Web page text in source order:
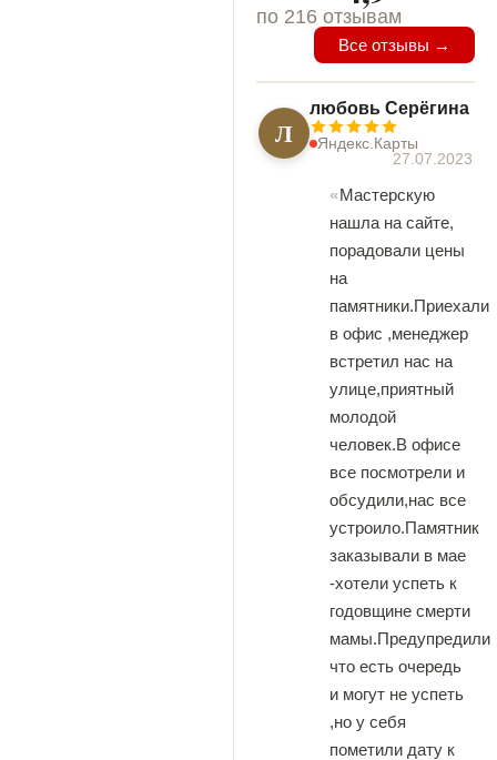
по 216 отзывам
Все отзывы →
Л
любовь Серёгина
Яндекс.Карты
27.07.2023
Мастерскую
нашла на сайте,
порадовали цены
на
памятники.Приехали
в офис ,менеджер
встретил нас на
улице,приятный
молодой
человек.В офисе
все посмотрели и
обсудили,нас все
устроило.Памятник
заказывали в мае
-хотели успеть к
годовщине смерти
мамы.Предупредили
что есть очередь
и могут не успеть
,но у себя
пометили дату к